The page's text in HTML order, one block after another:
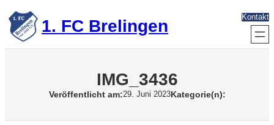
Zum
Inhalt
springen 1. FC Brelingen Kontakt
IMG_3436
Veröffentlicht am:29. Juni 2023Kategorie(n):